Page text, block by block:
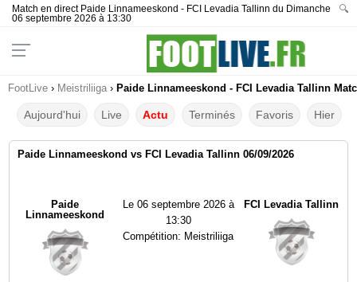
Match en direct Paide Linnameeskond - FCI Levadia Tallinn du Dimanche
06 septembre 2026 à 13:30
🔍
FootLive › Meistriliiga › Paide Linnameeskond - FCI Levadia Tallinn
Aujourd'hui Live Actu Terminés Favoris Hier
Paide Linnameeskond vs FCI Levadia Tallinn 06/09/2026
Paide
Linnameeskond
Le 06 septembre 2026 à
13:30
Compétition: Meistriliiga
FCI Levadia Tallinn